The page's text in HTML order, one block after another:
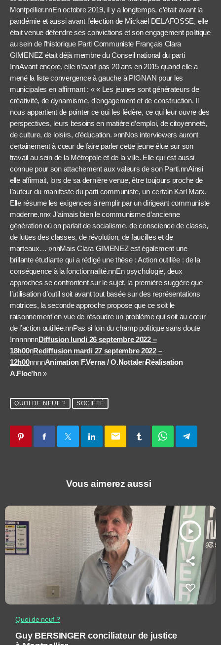
Montpellier.nnEn octobre 2019, il y a longtemps, c’était avant la
pandémie et aussi avant l’élection de Mickaël DELAFOSSE, elle
était venue défendre ses convictions et son engagement politique
au sein de l’historique Parti Communiste Français Clara
GIMENEZ était déjà membre du Conseil national du parti
!nnAvant encore, elle n’avait pas 20 ans en 2015 quand elle a
mené la liste convergence à gauche à PIGNAN pour les
municipales en affirmant : « « Les jeunes sont générateurs de
créativité, de dynamisme, d’engagement et de construction. Il
nous appartient de pointer ce qui les fédère, ce qui leur ouvre des
perspectives, leurs besoins en matière d’emploi, de citoyenneté,
de culture, de loisirs, d’éducation. »nnNos interviewers auront
certainement à cœur de faire parler cette jeune élue sur son
travail au sein de la Métropole et de la ville. Elle qui est aussi
connue pour son attachement aux valeurs de son Parti.nnAinsi
elle affirmait, lors de sa dernière venue, être toujours proche de
l’auteur du manifeste du parti communiste, un certain Karl Marx.
Elle résume les exigences à remplir par un dirigeant communiste
moderne.nn« J’aimais bien le communisme d’ancienne
génération où on parlait de socialisme, de conscience de classe,
de luttes des classes, de révolution, de faucilles et de
marteaux… »nnMais Clara GIMENEZ est également une
brillante étudiante qui a rédigé une thèse : Action outillée : de la
conséquence à la fonctionnalité.nnEn psychologie, deux
approches se confrontent sur le sujet, la première suggère que
l’utilisation d’outil soit avant tout basée sur des représentations
motrices, la seconde approche propose que ce soit le
raisonnement en vue de résoudre un problème qui soit au cœur
de l’action outillée.nnPas si loin du champ politique sans doute
!nnnnnnnDiffusion lundi 26 septembre 2022 –
18h00nRediffusion mardi 27 septembre 2022 –
12h00nnnnAnimation F.Verna / O.NottalenRéalisation
A.Floc’hn »
QUOI DE NEUF ? SOCIÉTÉ
email
Vous aimerez aussi
play_arrow
Quoi de neuf ?
Guy BERSINGER conciliateur de justice